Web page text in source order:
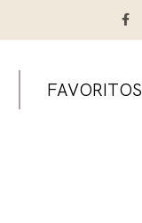
FAVORITOS